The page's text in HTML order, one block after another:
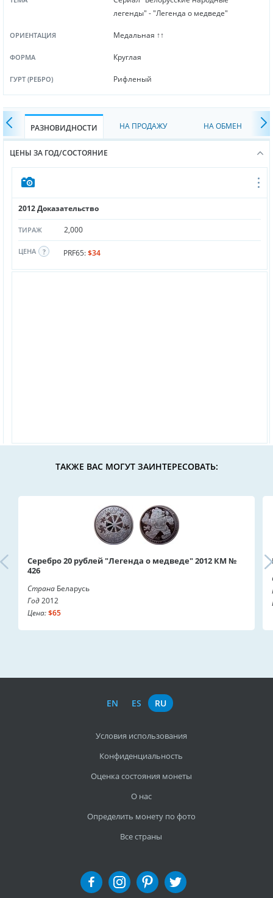
легенды" - "Легенда о медведе"
ОРИЕНТАЦИЯ Медальная ↑↑
ФОРМА Круглая
ГУРТ (РЕБРО) Рифленый
РАЗНОВИДНОСТИ НА ПРОДАЖУ НА ОБМЕН
ЦЕНЫ ЗА ГОД/СОСТОЯНИЕ
2012 Доказательство
ТИРАЖ 2,000
ЦЕНА PRF65:$34
ТАКЖЕ ВАС МОГУТ ЗАИНТЕРЕСОВАТЬ:
Серебро 20 рублей "Легенда о медведе" 2012 КМ №
426
Страна Беларусь
Год2012
Цена:$65
EN ES RU
Условия использования
Конфиденциальность
Оценка состояния монеты
О нас
Определить монету по фото
Все страны